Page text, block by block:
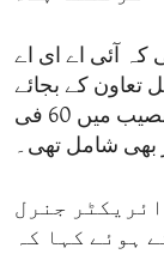
کہ آئی اے ای اے
تعاون کے بجائے
اشتعالی تھا جس میں اس کی فورڈو تنصیب میں 60 فی
بھی شامل تھی۔
جنرل
ہوئے کہا کہ